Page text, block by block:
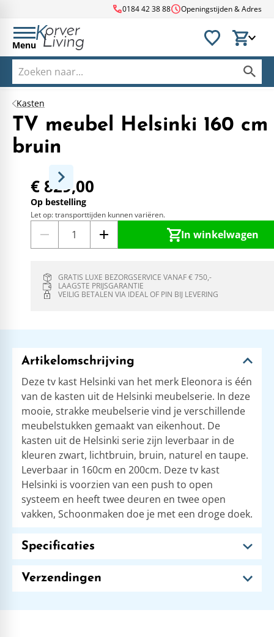
call0184 42 38 88scheduleOpeningstijden & Adres
Menu
Kasten
TV meubel Helsinki 160 cm
bruin
€ 829,00
Op bestelling
Let op: transporttijden kunnen variëren.
In winkelwagen
GRATIS LUXE BEZORGSERVICE VANAF € 750,-
LAAGSTE PRIJSGARANTIE
VEILIG BETALEN VIA IDEAL OF PIN BIJ LEVERING
Artikelomschrijving
Deze tv kast Helsinki van het merk Eleonora is één
van de kasten uit de Helsinki meubelserie. In deze
mooie, strakke meubelserie vind je verschillende
meubelstukken gemaakt van eikenhout. De
kasten uit de Helsinki serie zijn leverbaar in de
kleuren zwart, lichtbruin, bruin, naturel en taupe.
Leverbaar in 160cm en 200cm. Deze tv kast
Helsinki is voorzien van een push to open
systeem en heeft twee deuren en twee open
vakken, Schoonmaken doe je met een droge doek.
Specificaties
Verzendingen